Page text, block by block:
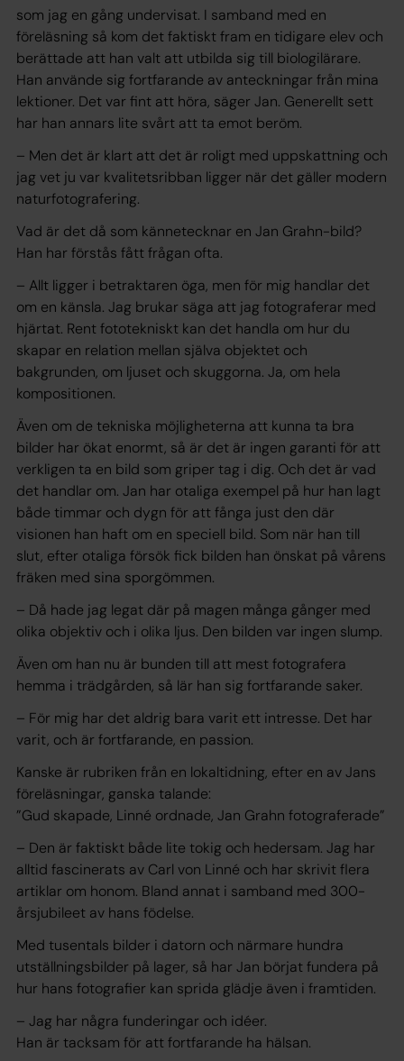
som jag en gång undervisat. I samband med en
föreläsning så kom det faktiskt fram en tidigare elev och
berättade att han valt att utbilda sig till biologilärare.
Han använde sig fortfarande av anteckningar från mina
lektioner. Det var fint att höra, säger Jan. Generellt sett
har han annars lite svårt att ta emot beröm.
– Men det är klart att det är roligt med uppskattning och
jag vet ju var kvalitetsribban ligger när det gäller modern
naturfotografering.
Vad är det då som kännetecknar en Jan Grahn-bild?
Han har förstås fått frågan ofta.
– Allt ligger i betraktaren öga, men för mig handlar det
om en känsla. Jag brukar säga att jag fotograferar med
hjärtat. Rent fototekniskt kan det handla om hur du
skapar en relation mellan själva objektet och
bakgrunden, om ljuset och skuggorna. Ja, om hela
kompositionen.
Även om de tekniska möjligheterna att kunna ta bra
bilder har ökat enormt, så är det är ingen garanti för att
verkligen ta en bild som griper tag i dig. Och det är vad
det handlar om. Jan har otaliga exempel på hur han lagt
både timmar och dygn för att fånga just den där
visionen han haft om en speciell bild. Som när han till
slut, efter otaliga försök fick bilden han önskat på vårens
fräken med sina sporgömmen.
– Då hade jag legat där på magen många gånger med
olika objektiv och i olika ljus. Den bilden var ingen slump.
Även om han nu är bunden till att mest fotografera
hemma i trädgården, så lär han sig fortfarande saker.
– För mig har det aldrig bara varit ett intresse. Det har
varit, och är fortfarande, en passion.
Kanske är rubriken från en lokaltidning, efter en av Jans
föreläsningar, ganska talande:
”Gud skapade, Linné ordnade, Jan Grahn fotograferade”
– Den är faktiskt både lite tokig och hedersam. Jag har
alltid fascinerats av Carl von Linné och har skrivit flera
artiklar om honom. Bland annat i samband med 300-
årsjubileet av hans födelse.
Med tusentals bilder i datorn och närmare hundra
utställningsbilder på lager, så har Jan börjat fundera på
hur hans fotografier kan sprida glädje även i framtiden.
– Jag har några funderingar och idéer.
Han är tacksam för att fortfarande ha hälsan.